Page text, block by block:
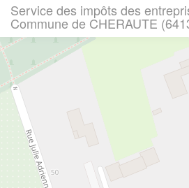
Service des impôts des
Commune de CHERAUTE